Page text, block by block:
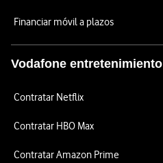
Financiar móvil a plazos
Vodafone entretenimiento
Contratar Netflix
Contratar HBO Max
Contratar Amazon Prime